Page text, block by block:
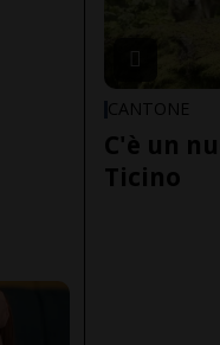
CANTONE
C'è un
Ticino